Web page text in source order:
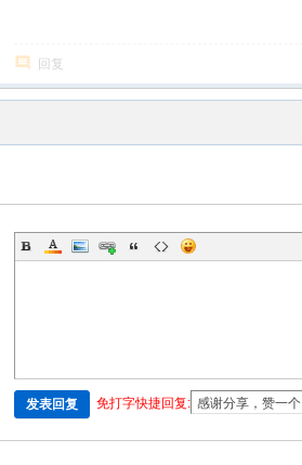
回复
发表回复 免打字快捷回复: